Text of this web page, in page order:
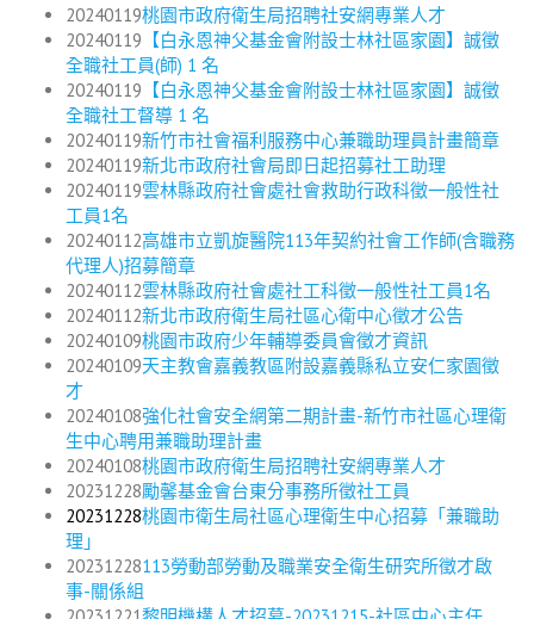
20240119桃園市政府衛生局招聘社安網專業人才
20240119 【白永恩神父基金會附設士林社區家園】誠徵
全職社工員(師) 1 名
20240119 【白永恩神父基金會附設士林社區家園】誠徵
全職社工督導 1 名
20240119新竹市社會福利服務中心兼職助理員計畫簡章
20240119新北市政府社會局即日起招募社工助理
20240119雲林縣政府社會處社會救助行政科徵一般性社
工員1名
20240112高雄市立凱旋醫院113年契約社會工作師(含職務
代理人)招募簡章
20240112雲林縣政府社會處社工科徵一般性社工員1名
20240112新北市政府衛生局社區心衛中心徵才公告
20240109桃園市政府少年輔導委員會徵才資訊
20240109天主教會嘉義教區附設嘉義縣私立安仁家園徵
才
20240108強化社會安全網第二期計畫-新竹市社區心理衛
生中心聘用兼職助理計畫
20240108桃園市政府衛生局招聘社安網專業人才
20231228勵馨基金會台東分事務所徵社工員
20231228桃園市衛生局社區心理衛生中心招募「兼職助
理」
20231228113勞動部勞動及職業安全衛生研究所徵才啟
事-關係組